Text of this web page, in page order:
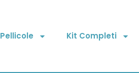
Pellicole Kit Completi